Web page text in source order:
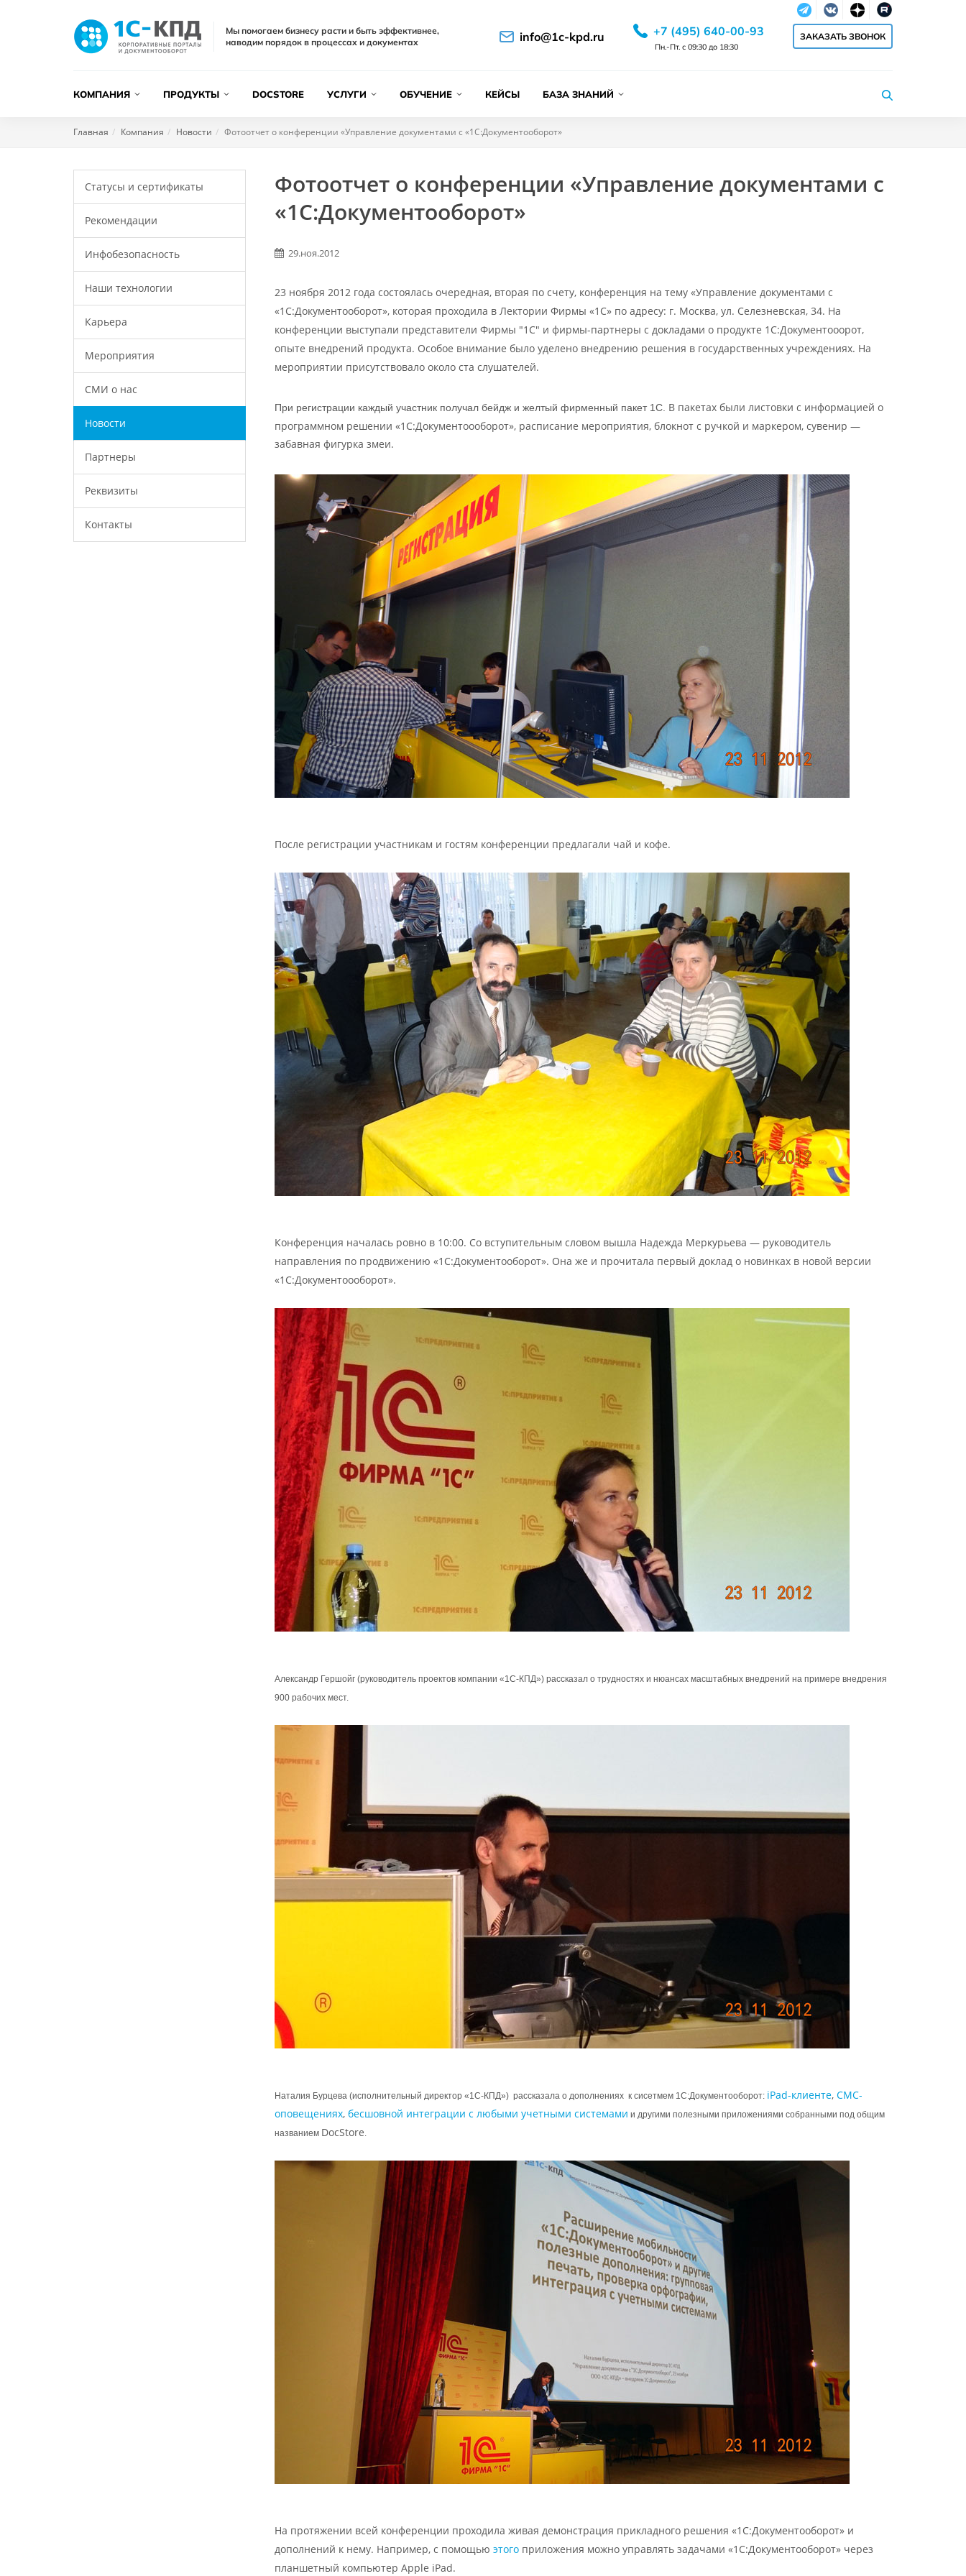
Мы помогаем бизнесу расти и быть эффективнее,
наводим порядок в процессах и документах
TelegramVkontakte
dzenRuTube
info@1c-kpd.ru +7 (495) 640-00-93
Пн.-Пт. с 09:30 до 18:30
ЗАКАЗАТЬ ЗВОНОК
КОМПАНИЯ ПРОДУКТЫ DOCSTORE УСЛУГИ ОБУЧЕНИЕ КЕЙСЫ БАЗА ЗНАНИЙ
Главная Компания Новости Фотоотчет о конференции «Управление документами с «1С:Документооборот»
Статусы и сертификаты
Рекомендации
Инфобезопасность
Наши технологии
Карьера
Мероприятия
СМИ о нас
Новости
Партнеры
Реквизиты
Контакты
Фотоотчет о конференции «Управление документами с
«1С:Документооборот»
29.ноя.2012
23 ноября 2012 года состоялась очередная, вторая по счету, конференция на тему «Управление документами с
«1С:Документооборот», которая проходила в Лектории Фирмы «1С» по адресу: г. Москва, ул. Селезневская, 34. На
конференции выступали представители Фирмы "1С" и фирмы-партнеры с докладами о продукте 1С:Документооорот,
опыте внедрений продукта. Особое внимание было уделено внедрению решения в государственных учреждениях. На
мероприятии присутствовало около ста слушателей.
При регистрации каждый участник получал бейдж и желтый фирменный пакет 1С. В пакетах были листовки с информацией о
программном решении «1С:Документоооборот», расписание мероприятия, блокнот с ручкой и маркером, сувенир —
забавная фигурка змеи.
После регистрации участникам и гостям конференции предлагали чай и кофе.
Конференция началась ровно в 10:00. Cо вступительным словом вышла Надежда Меркурьева — руководитель
направления по продвижению «1С:Документооборот». Она же и прочитала первый доклад о новинках в новой версии
«1С:Документоооборот».
Александр Гершойг (руководитель проектов компании «1С-КПД») рассказал о трудностях и нюансах масштабных внедрений на примере внедрения
900 рабочих мест.
Наталия Бурцева (исполнительный директор «1С-КПД») рассказала о дополнениях к сисетмем 1С:Документооборот: iPad-клиенте, СМС-
оповещениях, бесшовной интеграции с любыми учетными системами и другими полезными приложениями собранными под общим
названием DocStore.
На протяжении всей конференции проходила живая демонстрация прикладного решения «1С:Документооборот» и
дополнений к нему. Например, с помощью этого приложения можно управлять задачами «1С:Документооборот» через
планшетный компьютер Apple iPad.